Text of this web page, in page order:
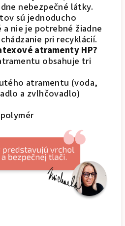
nebezpečné látky.
sú jednoducho
nie je potrebné žiadne
pri recyklácií.
atramenty HP?
obsahuje tri
atramentu (voda,
a zvlhčovadlo)